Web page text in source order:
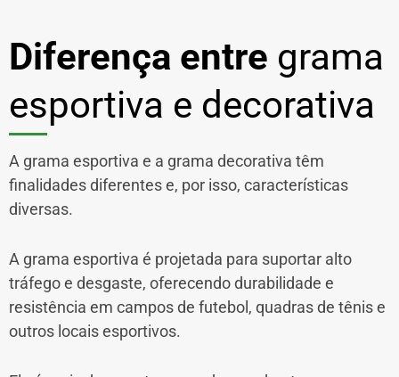
Diferença entre grama
esportiva e decorativa
A grama esportiva e a grama decorativa têm
finalidades diferentes e, por isso, características
diversas.
A grama esportiva é projetada para suportar alto
tráfego e desgaste, oferecendo durabilidade e
resistência em campos de futebol, quadras de tênis e
outros locais esportivos.